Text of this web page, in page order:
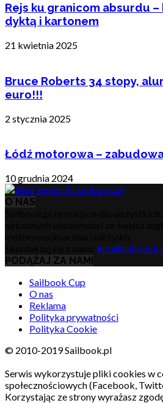
Rejs ku granicom absurdu
dyktą i kartonem
21 kwietnia 2025
Bruce Roberts 34 stopy,
euro!!!
2 stycznia 2025
Łódź motorowa –
10 grudnia 2024
O NAS
PODĄŻAJ ZA NAMI
Sailbook Cup
O nas
Reklama
Polityka prywatności
Polityka Cookie
© 2010-2019 Sailbook.pl
Serwis wykorzystuje pliki cookies w
społecznościowych (Facebook,
Korzystając ze strony wyrażasz